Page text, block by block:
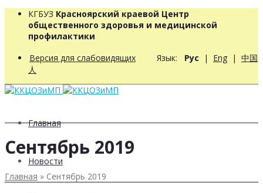
КГБУЗ Красноярский краевой Центр
общественного здоровья и медицинской
профилактики
Версия для слабовидящих Язык: Рус | Eng | 中国
人
Главная
Новости
Сентябрь 2019
Главная » Сентябрь 2019